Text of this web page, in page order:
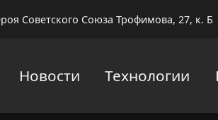
Советского Союза Трофимова, 27, к. Б
Новости Технологии